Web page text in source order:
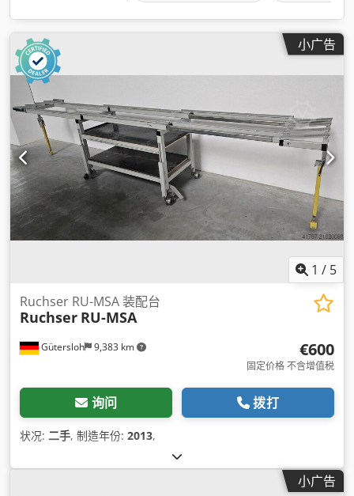
小广告
1 / 5
Gütersloh 9,383 km
Ruchser RU-MSA 装配台
Ruchser RU-MSA
€600
固定价格 不含增值税
询问 拨打
状况: 二手, 制造年份: 2013,
小广告